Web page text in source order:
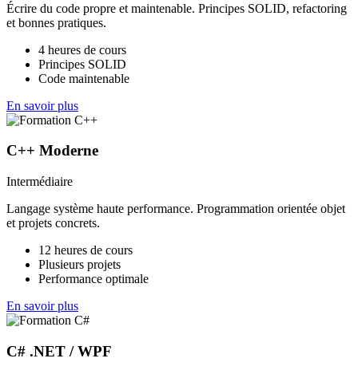
Écrire du code propre et maintenable. Principes SOLID, refactoring
et bonnes pratiques.
4 heures de cours
Principes SOLID
Code maintenable
En savoir plus
C++ Moderne
Intermédiaire
Langage système haute performance. Programmation orientée objet
et projets concrets.
12 heures de cours
Plusieurs projets
Performance optimale
En savoir plus
C# .NET / WPF